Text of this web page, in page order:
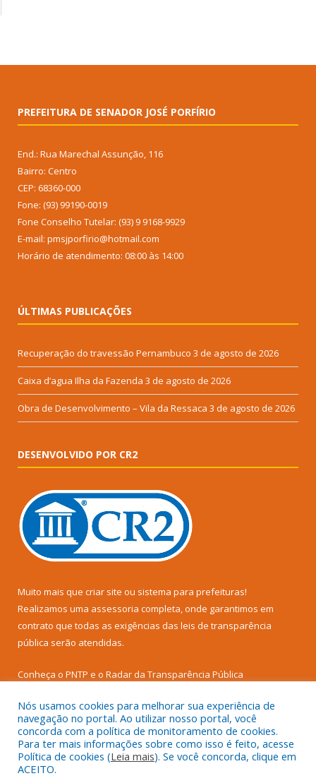
PREFEITURA DE SENADOR JOSÉ PORFÍRIO
End.: Rua Marechal Assunção, 116
Bairro: Centro
CEP: 68360-000
Fone: (93) 99190-0019
Fone Conselho Tutelar: (93) 9 9168-9929
E-mail: pmsjporfirio@hotmail.com
Horário de atendimento: 08:00 às 14:00
ÚLTIMAS PUBLICAÇÕES
Recuperação do travessão Pernambuco 3 de agosto de 2026
Caixa d’agua Ilha da Fazenda 3 de agosto de 2026
Obra de Desenvolvimento – Vila da Ressaca 3 de agosto de 2026
DESENVOLVIDO POR CR2
Muito mais que criar site ou sistema para prefeituras!
Realizamos uma assessoria completa, onde garantimos em
contrato que todas as exigências das leis de transparência
pública serão atendidas.
Conheça o PNTP e o Radar da Transparência Pública
Todos os direitos reservados a Prefeitura Municipal de Senador
José Porfírio.
Nós usamos cookies para melhorar sua experiência de
navegação no portal. Ao utilizar nosso portal, você
concorda com a política de monitoramento de cookies.
Para ter mais informações sobre como isso é feito, acesse
Política de cookies (Leia mais). Se você concorda, clique em
ACEITO.